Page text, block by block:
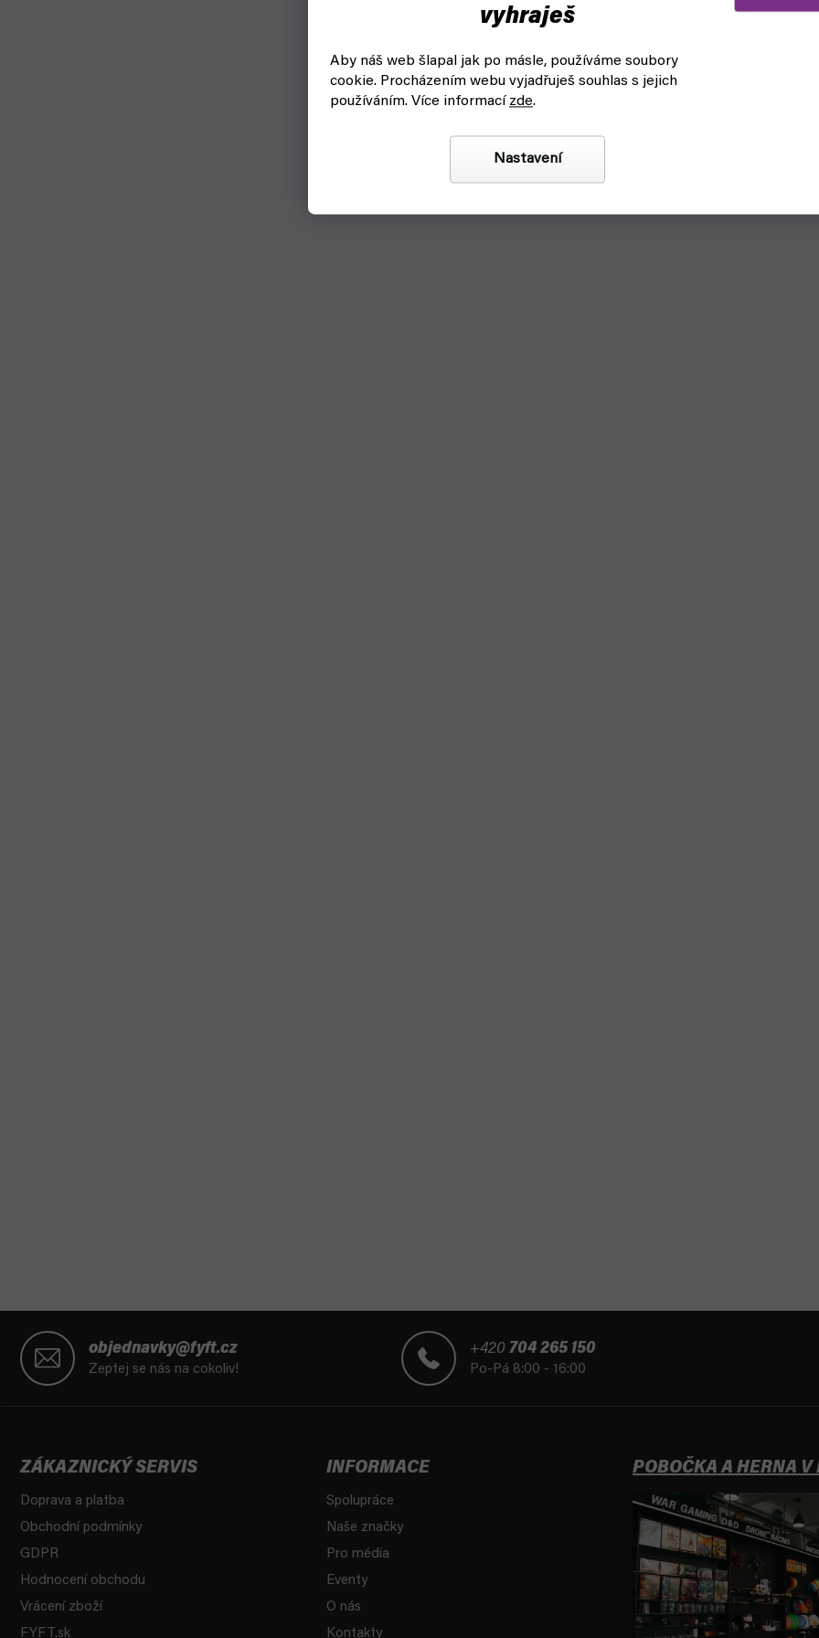
vyhraješ
Aby náš web šlapal jak po másle, používáme soubory
cookie. Procházením webu vyjadřuješ souhlas s jejich
používáním. Více informací zde.
Nastavení
objednavky@fyft.cz
Zeptej se nás na cokoliv!
+420 704 265 150
Po-Pá 8:00 - 16:00
ZÁKAZNICKÝ SERVIS
Doprava a platba
Obchodní podmínky
GDPR
Hodnocení obchodu
Vrácení zboží
FYFT.sk
INFORMACE
Spolupráce
Naše značky
Pro média
Eventy
O nás
Kontakty
POBOČKA A HERNA V